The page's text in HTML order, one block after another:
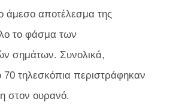
άμεσο αποτέλεσμα της
το φάσμα των
σημάτων. Συνολικά,
τηλεσκόπια περιστράφηκαν
στον ουρανό.